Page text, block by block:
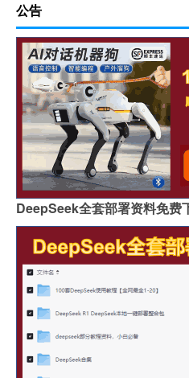
公告
DeepSeek全套部署资料免费